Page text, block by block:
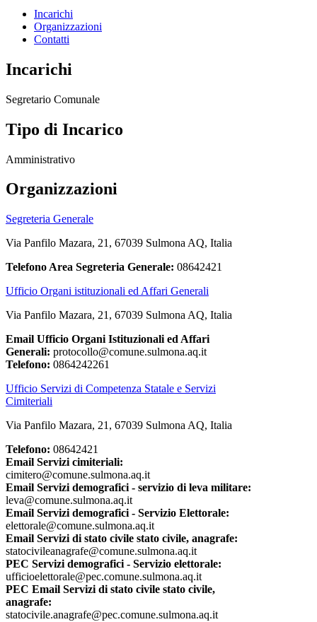
Incarichi
Organizzazioni
Contatti
Incarichi
Segretario Comunale
Tipo di Incarico
Amministrativo
Organizzazioni
Segreteria Generale
Via Panfilo Mazara, 21, 67039 Sulmona AQ, Italia
Telefono Area Segreteria Generale: 08642421
Ufficio Organi istituzionali ed Affari Generali
Via Panfilo Mazara, 21, 67039 Sulmona AQ, Italia
Email Ufficio Organi Istituzionali ed Affari
Generali: protocollo@comune.sulmona.aq.it
Telefono: 0864242261
Ufficio Servizi di Competenza Statale e Servizi
Cimiteriali
Via Panfilo Mazara, 21, 67039 Sulmona AQ, Italia
Telefono: 08642421
Email Servizi cimiteriali:
cimitero@comune.sulmona.aq.it
Email Servizi demografici - servizio di leva militare:
leva@comune.sulmona.aq.it
Email Servizi demografici - Servizio Elettorale:
elettorale@comune.sulmona.aq.it
Email Servizi di stato civile stato civile, anagrafe:
statocivileanagrafe@comune.sulmona.aq.it
PEC Servizi demografici - Servizio elettorale:
ufficioelettorale@pec.comune.sulmona.aq.it
PEC Email Servizi di stato civile stato civile,
anagrafe:
statocivile.anagrafe@pec.comune.sulmona.aq.it